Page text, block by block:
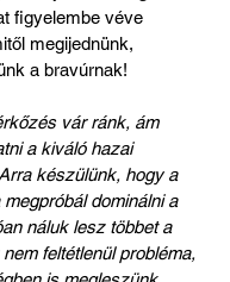
figyelembe véve
megijednünk,
a bravúrnak!
vár ránk, ám
a kiváló hazai
készülünk, hogy a
dominálni a
náluk lesz többet a
feltétlenül probléma,